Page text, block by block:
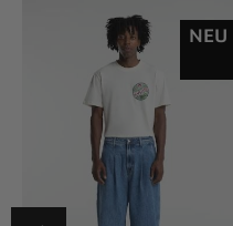
NEU